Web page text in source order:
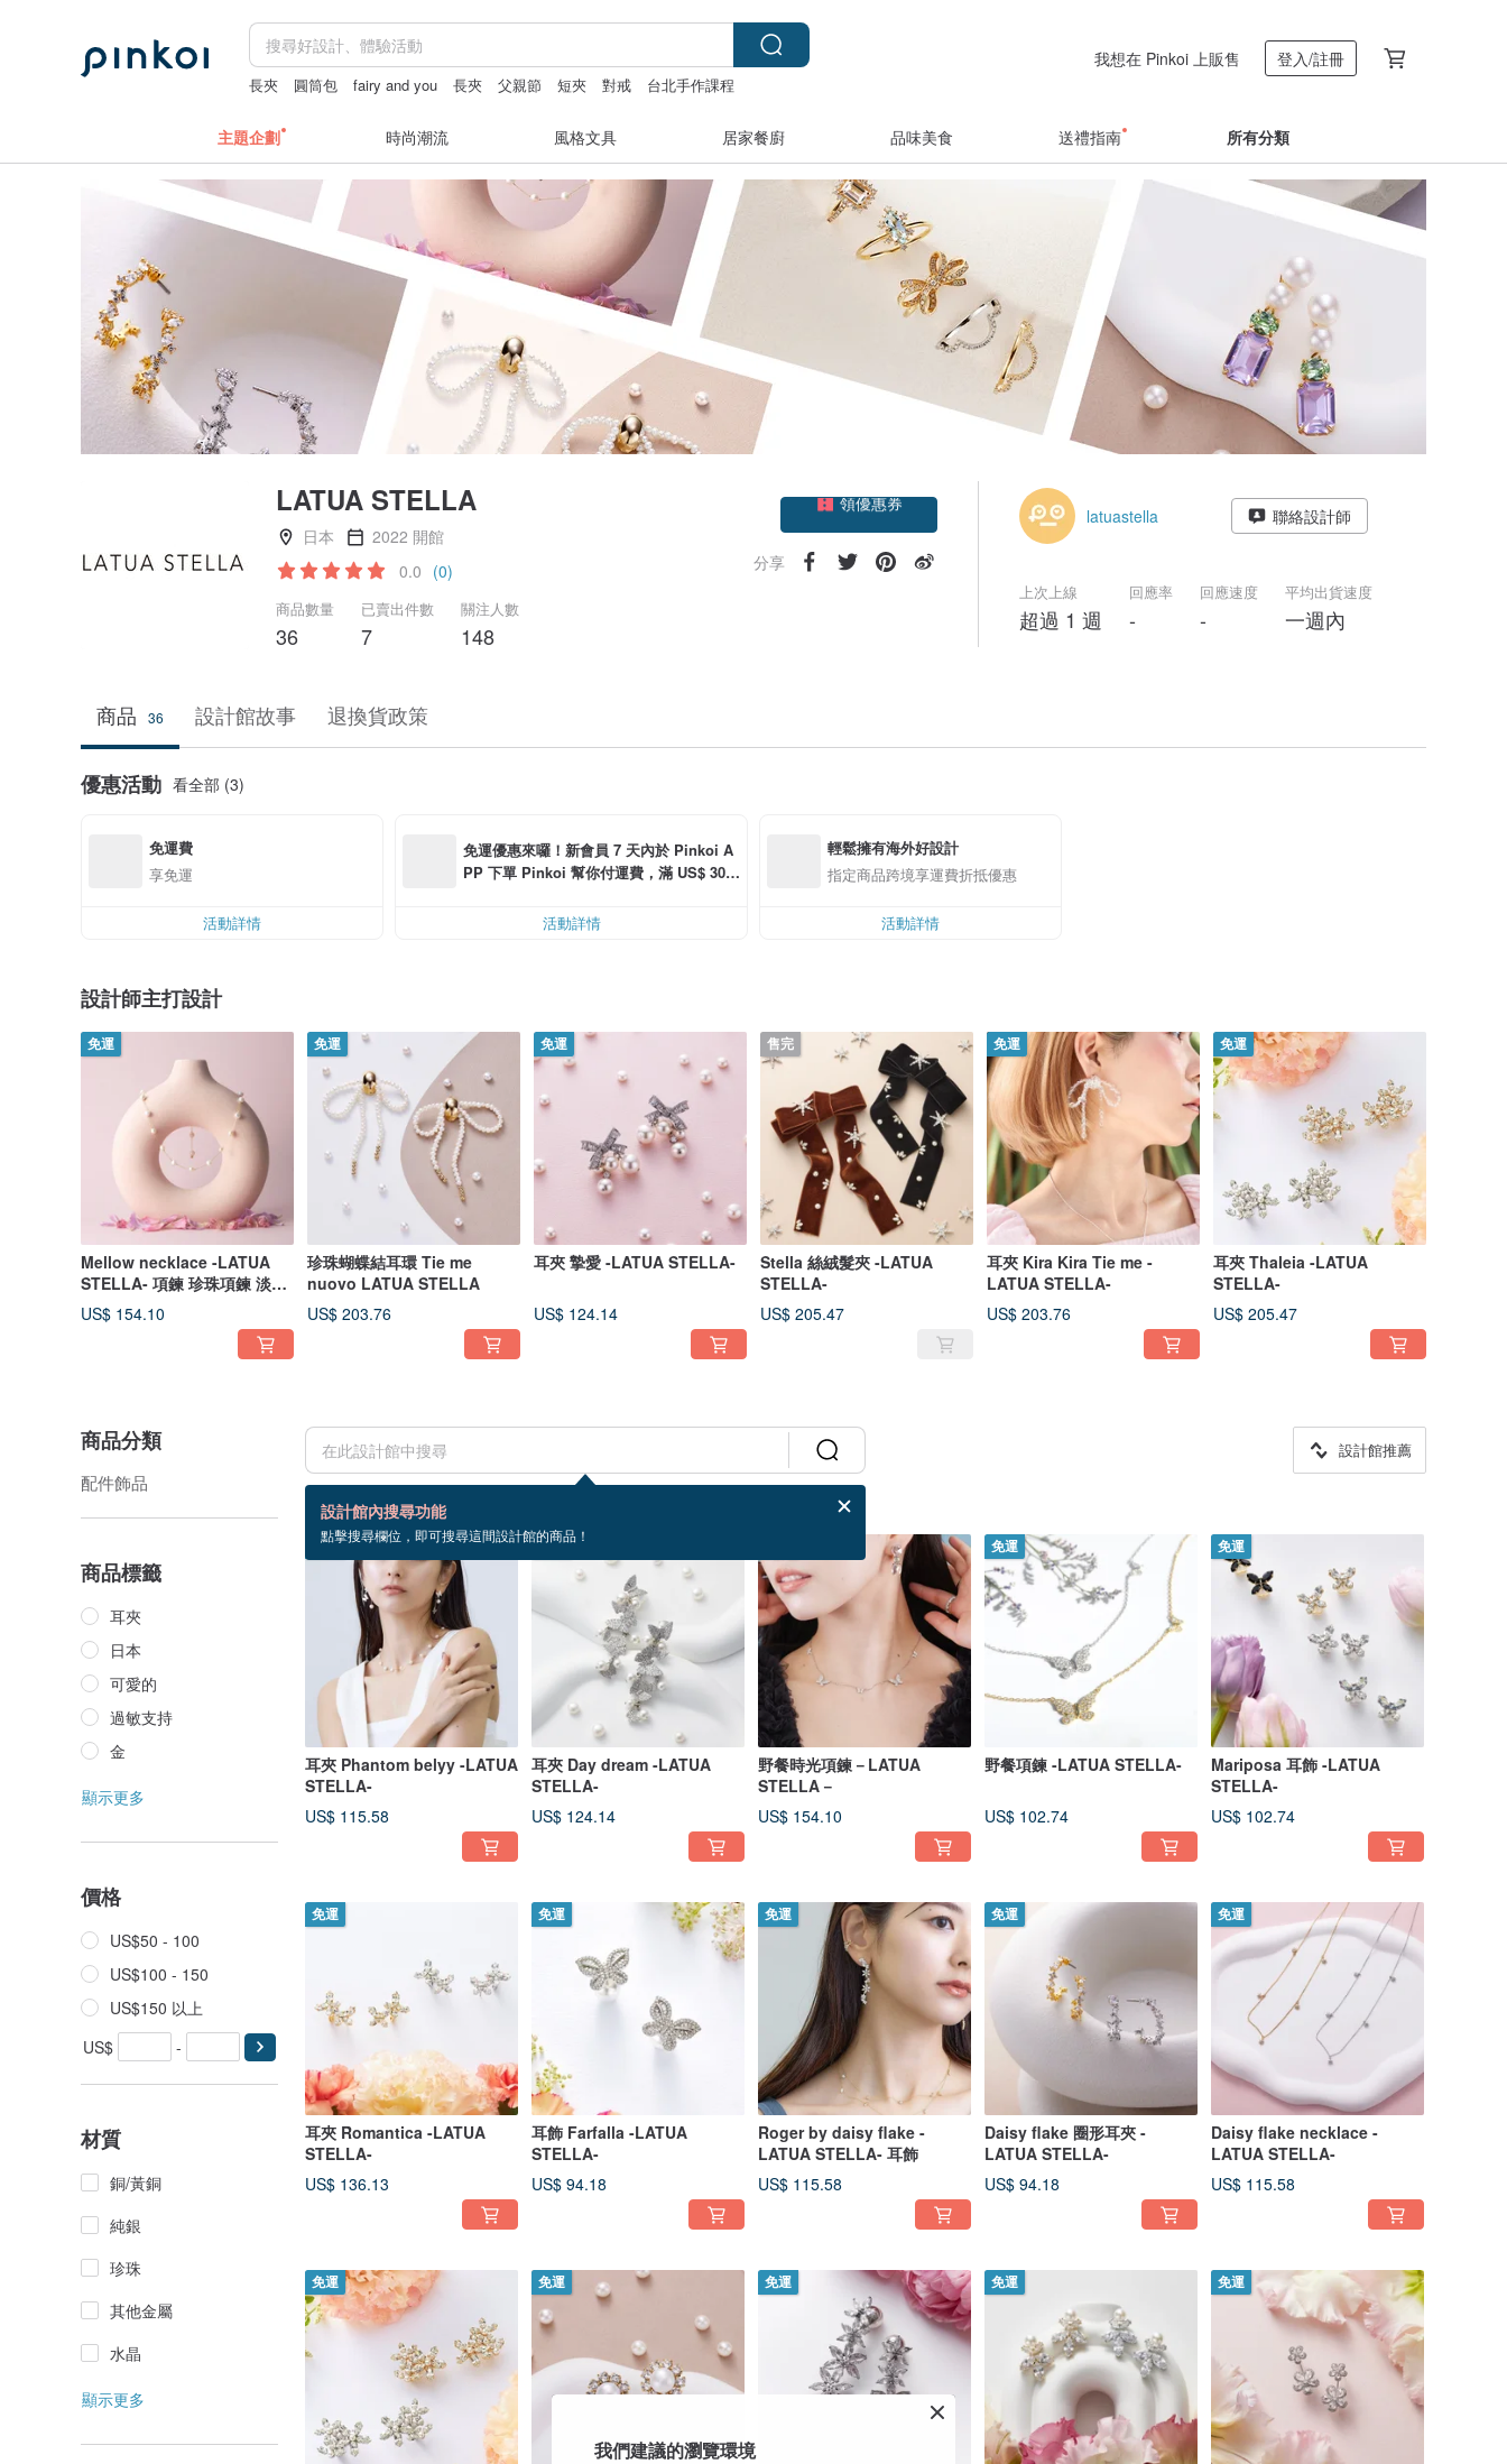
長夾 圓筒包 fairy and you 長夾 父親節 短夾 對戒 台北手作課程
我想在 Pinkoi 上販售 登入/註冊
主題企劃 時尚潮流 風格文具 居家餐廚 品味美食 送禮指南 所有分類
LATUA STELLA
日本
2022 開館
0.0 (0)
商品數量
36
已賣出件數
7
關注人數
148
加入關注
分享
latuastella 聯絡設計師
上次上線
超過 1 週
回應率
-
回應速度
-
平均出貨速度
一週內
商品 36 設計館故事 退換貨政策
優惠活動 看全部 (3)
免運費
享免運
活動詳情
免運優惠來囉！新會員 7 天內於 Pinkoi A
PP 下單 Pinkoi 幫你付運費，滿 US$ 30.0
活動詳情
輕鬆擁有海外好設計
指定商品跨境享運費折抵優惠
活動詳情
設計師主打設計
免運
Mellow necklace -LATUA
STELLA- 項鍊 珍珠項鍊 淡水
珍珠 項鍊 女 手作
US$ 154.10
免運
珍珠蝴蝶結耳環 Tie me
nuovo LATUA STELLA
US$ 203.76
免運
耳夾 摯愛 -LATUA STELLA-
US$ 124.14
售完
Stella 絲絨髮夾 -LATUA
STELLA-
US$ 205.47
免運
耳夾 Kira Kira Tie me -
LATUA STELLA-
US$ 203.76
免運
耳夾 Thaleia -LATUA
STELLA-
US$ 205.47
商品分類
配件飾品
商品標籤
耳夾
日本
可愛的
過敏支持
金
顯示更多
價格
US$50 - 100
US$100 - 150
US$150 以上
US$
-
材質
銅/黃銅
純銀
珍珠
其他金屬
水晶
顯示更多
設計館內搜尋功能
點擊搜尋欄位，即可搜尋這間設計館的商品！
設計館推薦
36 個商品
免運
耳夾 Phantom belyy -LATUA
STELLA-
US$ 115.58
免運
耳夾 Day dream -LATUA
STELLA-
US$ 124.14
野餐時光項鍊－LATUA
STELLA－
US$ 154.10
免運
野餐項鍊 -LATUA STELLA-
US$ 102.74
免運
Mariposa 耳飾 -LATUA
STELLA-
US$ 102.74
免運
耳夾 Romantica -LATUA
STELLA-
US$ 136.13
免運
耳飾 Farfalla -LATUA
STELLA-
US$ 94.18
免運
Roger by daisy flake -
LATUA STELLA- 耳飾
US$ 115.58
免運
Daisy flake 圈形耳夾 -
LATUA STELLA-
US$ 94.18
免運
Daisy flake necklace -
LATUA STELLA-
US$ 115.58
免運 免運 免運 免運 免運
我們建議的瀏覽環境